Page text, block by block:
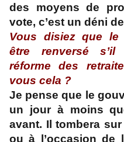
des moyens de
vote, c’est un déni
Vous disiez que le
être renversé
réforme des
vous cela ?
Je pense que le
un jour à moins
avant. Il tombera
ou à l’occasion de